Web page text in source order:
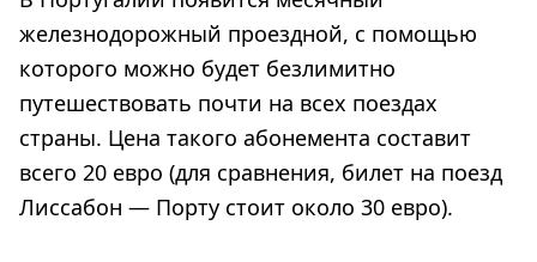
железнодорожный проездной, с помощью
которого можно будет безлимитно
путешествовать почти на всех поездах
страны. Цена такого абонемента составит
всего 20 евро (для сравнения, билет на поезд
Лиссабон — Порту стоит около 30 евро).